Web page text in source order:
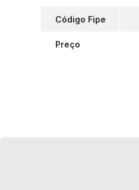
Código Fipe
Preço